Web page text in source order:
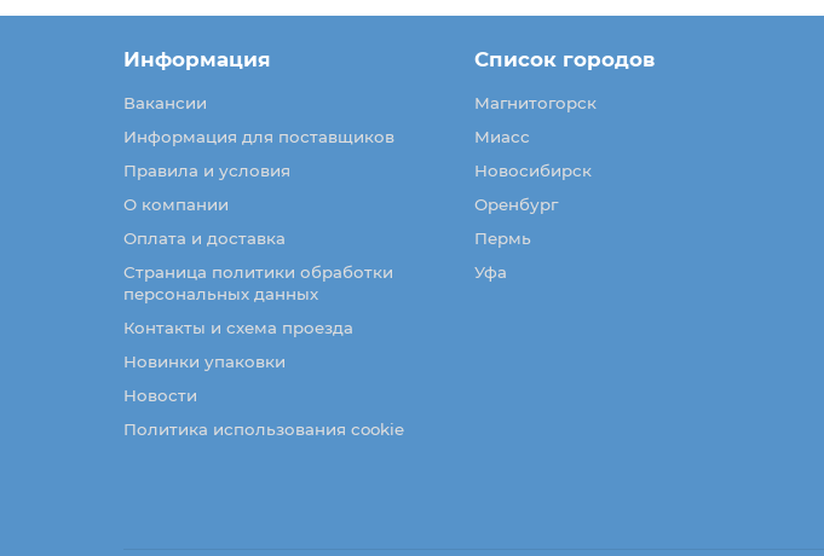
Информация
Вакансии
Информация для поставщиков
Правила и условия
О компании
Оплата и доставка
Страница политики обработки
персональных данных
Контакты и схема проезда
Новинки упаковки
Новости
Политика использования cookie
Список городов
Магнитогорск
Миасс
Новосибирск
Оренбург
Пермь
Уфа